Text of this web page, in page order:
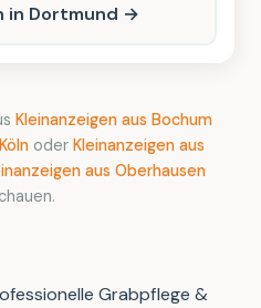
in Dortmund →
Kleinanzeigen aus Bochum
oder Kleinanzeigen aus
aus Oberhausen
Grabpflege &